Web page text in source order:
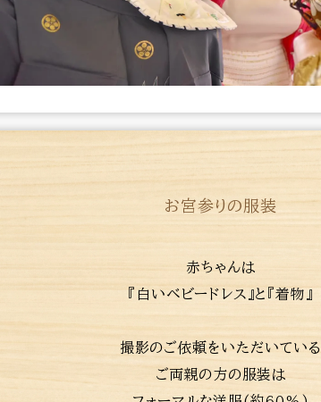
お宮参りの服装
赤ちゃんは
『白いベビードレス』と『着物』
撮影のご依頼をいただいている
ご両親の方の服装は